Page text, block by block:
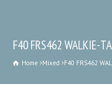
F40 FRS462 WALKIE-
Home Mixed F40 FRS462